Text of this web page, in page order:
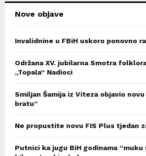
Nove objave
Invalidnine u FBiH uskoro ponovno
Održana XV. jubilarna Smotra
„Topala“ Nadioci
Smiljan Šamija iz Viteza objavio
bratu”
Ne propustite novu FIS Plus tjedan
Putnici ka jugu BiH godinama “muku